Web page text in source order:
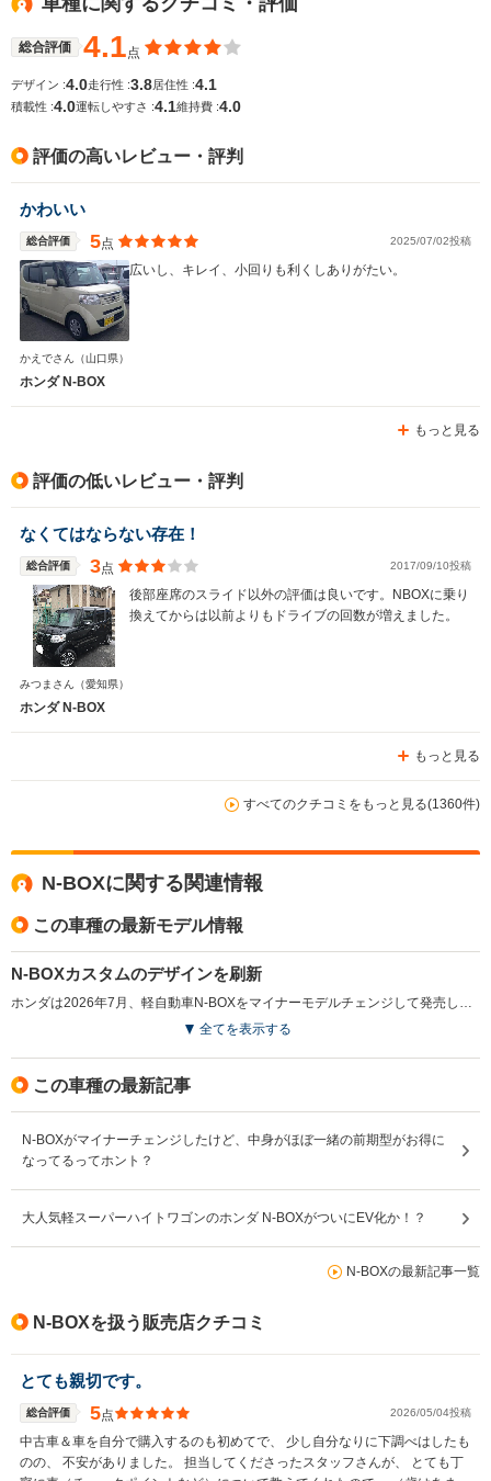
総合評価 4.1点
デザイン :4.0走行性 :3.8居住性 :4.1
積載性 :4.0運転しやすさ :4.1維持費 :4.0
評価の高いレビュー・評判
かわいい
総合評価 5点 2025/07/02投稿
広いし、キレイ、小回りも利くしありがたい。
かえでさん （山口県）
ホンダ N-BOX
もっと見る
評価の低いレビュー・評判
なくてはならない存在！
総合評価 3点 2017/09/10投稿
後部座席のスライド以外の評価は良いです。NBOXに乗り
換えてからは以前よりもドライブの回数が増えました。
みつまさん （愛知県）
ホンダ N-BOX
もっと見る
すべてのクチコミをもっと見る(1360件)
N-BOXに関する関連情報
この車種の最新モデル情報
N-BOXカスタムのデザインを刷新
ホンダは2026年7月、軽自動車N-BOXをマイナーモデルチェンジして発売した。主な変更点は各モデルの個性を強化したことで、N-BOXカスタムはクロームメッキを大胆に用いたフロントグリルや専用リアコンビネーションランプを採用し、存在感を高めたデザインとなった。N-BOX ジョイには特別仕様車「ブラック スタイル」を設定し、ブラック加飾を随所に施した内外装でアクティブかつ上質な雰囲気を演出した。また、N-BOX ファッションスタイルはホワイトルーフの2トーンカラーを採用し、より個性的な仕様とされた。装備面ではUSB Type-C端子を全車に標準装備するとともに、グレード別に9インチナビやマルチビューカメラ、ステアリングヒーターなどを設定。さらに外装塗料のクリア材変更により、ボディの艶感も向上している。（2026.7）
全てを表示する
この車種の最新記事
N-BOXがマイナーチェンジしたけど、中身がほぼ一緒の前期型がお得に
なってるってホント？
大人気軽スーパーハイトワゴンのホンダ N-BOXがついにEV化か！？
N-BOXの最新記事一覧
N-BOXを扱う販売店クチコミ
とても親切です。
総合評価 5点 2026/05/04投稿
中古車＆車を自分で購入するのも初めてで、 少し自分なりに下調べはしたも
のの、 不安がありました。 担当してくださったスタッフさんが、 とても丁